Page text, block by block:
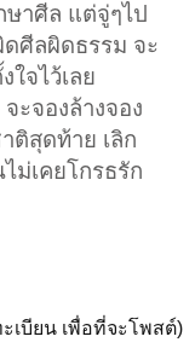
ษาศีล แต่จู่ๆไป
ศีลผิดธรรม จะ
ใจไว้เลย
ะจองล้างจอง
ติสุดท้าย เลิก
ม่เคยโกรธรัก
เบียน เพื่อที่จะโพสต์)